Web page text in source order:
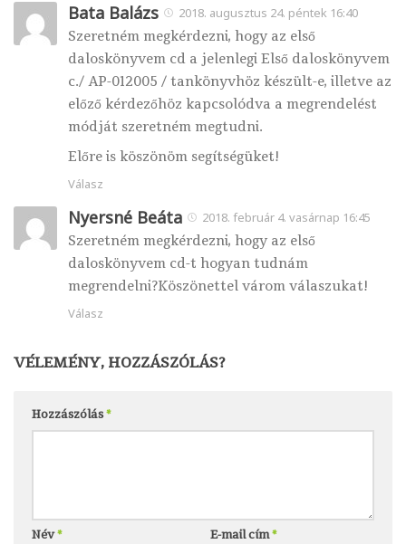
Bata Balázs 2018. augusztus 24. péntek 16:40
Szeretném megkérdezni, hogy az első
daloskönyvem cd a jelenlegi Első daloskönyvem
c./ AP-012005 / tankönyvhöz készült-e, illetve az
előző kérdezőhöz kapcsolódva a megrendelést
módját szeretném megtudni.
Előre is köszönöm segítségüket!
Válasz
Nyersné Beáta 2018. február 4. vasárnap 16:45
Szeretném megkérdezni, hogy az első
daloskönyvem cd-t hogyan tudnám
megrendelni?Köszönettel várom válaszukat!
Válasz
VÉLEMÉNY, HOZZÁSZÓLÁS?
Hozzászólás*
Név* E-mail cím*